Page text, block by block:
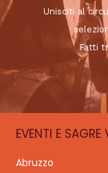
Unisciti al
Fatti
EVENTI E
Abruzzo